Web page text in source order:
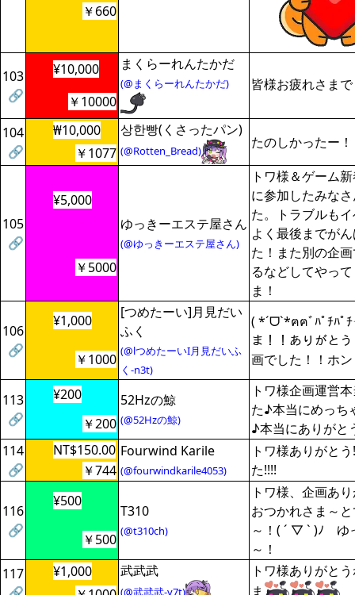
￥660
103
🔗
¥10,000 まくらーれんたかだ
(@まくらーれんたかだ)
皆様お疲れさま
￥10000
104
🔗
₩10,000 상한빵(くさったパン)
(@Rotten_Bread)
たのしかったー！
￥1077
105
🔗
¥5,000
ゆっきーエステ屋さん
(@ゆっきーエステ屋さん)
トワ様＆ゲーム
に参加したみな
た。トラブルも
よく最後までが
た！また別の企
るなどしてやっ
ま！
￥5000
106
🔗
¥1,000
[つめたーい]月見だい
ふく
(@lつめたーいI月見だいふ
く-n3t)
( *ˊᗜ`*ฅฅﾞﾊﾟﾁﾊ
ま！！ありがと
画でした！！ホ
￥1000
113
🔗
¥200 52Hzの鯨
(@52Hzの鯨)
トワ様企画運営
た♪本当にめっち
♪本当にありがと
￥200
114
🔗
NT$150.00 Fourwind Karile
(@fourwindkarile4053)
トワ様ありがと
た!!!!
￥744
116
🔗
¥500
T310
(@t310ch)
トワ様、企画あ
おつかれさま～
～！( ´ ▽ ` )ﾉ ゆ
～！
￥500
117
¥1,000 武武武
(@武武武-y7t)
トワ様ありがと
ま